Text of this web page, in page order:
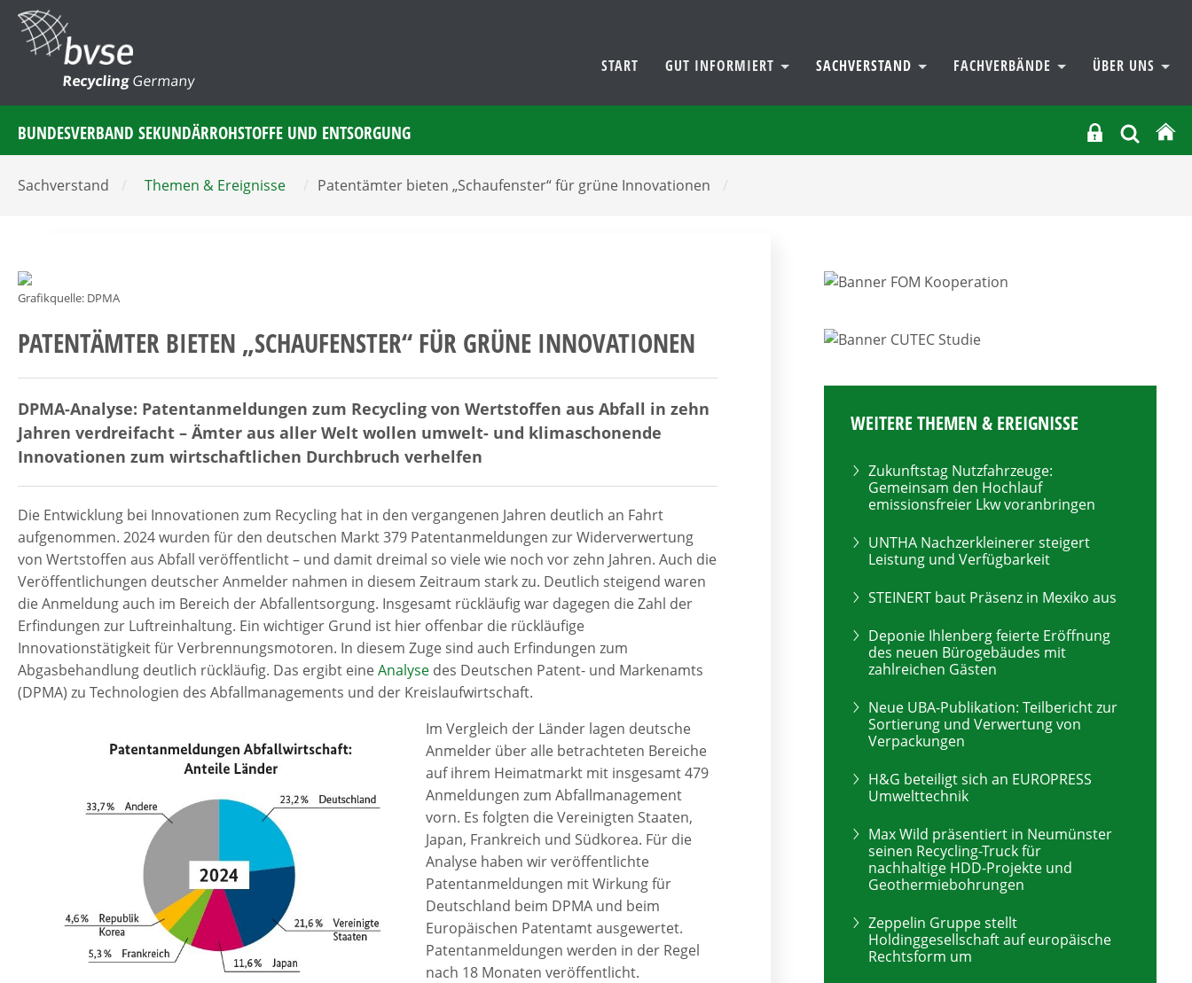
RecyclingGermany
START GUT INFORMIERT SACHVERSTAND FACHVERBÄNDE ÜBER UNS
BUNDESVERBAND SEKUNDÄRROHSTOFFE UND ENTSORGUNG
Sachverstand / Themen & Ereignisse / Patentämter bieten „Schaufenster“ für grüne Innovationen /
Grafikquelle: DPMA
PATENTÄMTER BIETEN „SCHAUFENSTER“ FÜR GRÜNE INNOVATIONEN
DPMA-Analyse: Patentanmeldungen zum Recycling von Wertstoffen aus Abfall in zehn
Jahren verdreifacht – Ämter aus aller Welt wollen umwelt- und klimaschonende
Innovationen zum wirtschaftlichen Durchbruch verhelfen
Die Entwicklung bei Innovationen zum Recycling hat in den vergangenen Jahren deutlich an Fahrt
aufgenommen. 2024 wurden für den deutschen Markt 379 Patentanmeldungen zur Widerverwertung
von Wertstoffen aus Abfall veröffentlicht – und damit dreimal so viele wie noch vor zehn Jahren. Auch die
Veröffentlichungen deutscher Anmelder nahmen in diesem Zeitraum stark zu. Deutlich steigend waren
die Anmeldung auch im Bereich der Abfallentsorgung. Insgesamt rückläufig war dagegen die Zahl der
Erfindungen zur Luftreinhaltung. Ein wichtiger Grund ist hier offenbar die rückläufige
Innovationstätigkeit für Verbrennungsmotoren. In diesem Zuge sind auch Erfindungen zum
Abgasbehandlung deutlich rückläufig. Das ergibt eineAnalyse des Deutschen Patent- und Markenamts
(DPMA) zu Technologien des Abfallmanagements und der Kreislaufwirtschaft.
Im Vergleich der Länder lagen deutsche
Anmelder über alle betrachteten Bereiche
auf ihrem Heimatmarkt mit insgesamt 479
Anmeldungen zum Abfallmanagement
vorn. Es folgten die Vereinigten Staaten,
Japan, Frankreich und Südkorea. Für die
Analyse haben wir veröffentlichte
Patentanmeldungen mit Wirkung für
Deutschland beim DPMA und beim
Europäischen Patentamt ausgewertet.
Patentanmeldungen werden in der Regel
nach 18 Monaten veröffentlicht.
WEITERE THEMEN & EREIGNISSE
Zukunftstag Nutzfahrzeuge:
Gemeinsam den Hochlauf
emissionsfreier Lkw voranbringen
UNTHA Nachzerkleinerer steigert
Leistung und Verfügbarkeit
STEINERT baut Präsenz in Mexiko aus
Deponie Ihlenberg feierte Eröffnung
des neuen Bürogebäudes mit
zahlreichen Gästen
Neue UBA-Publikation: Teilbericht zur
Sortierung und Verwertung von
Verpackungen
H&G beteiligt sich an EUROPRESS
Umwelttechnik
Max Wild präsentiert in Neumünster
seinen Recycling-Truck für
nachhaltige HDD-Projekte und
Geothermiebohrungen
Zeppelin Gruppe stellt
Holdinggesellschaft auf europäische
Rechtsform um